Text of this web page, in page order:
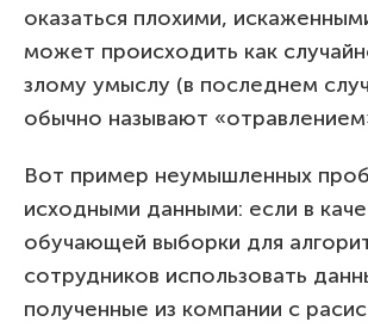
оказаться плохими,
может происходить как
злому умыслу (в последнем
обычно называют
Вот пример неумышленных
исходными данными: если в
обучающей выборки для
сотрудников использовать
полученные из компании с